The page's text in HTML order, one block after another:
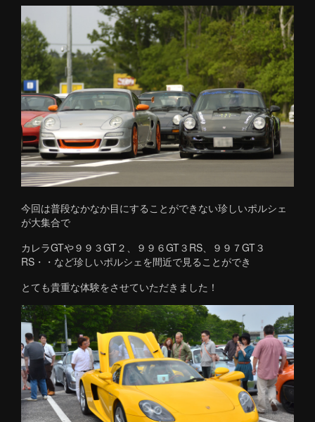
今回は普段なかなか目にすることができない珍しいポルシェ
が大集合で
カレラGTや９９３GT２、９９６GT３RS、９９７GT３
RS・・など珍しいポルシェを間近で見ることができ
とても貴重な体験をさせていただきました！